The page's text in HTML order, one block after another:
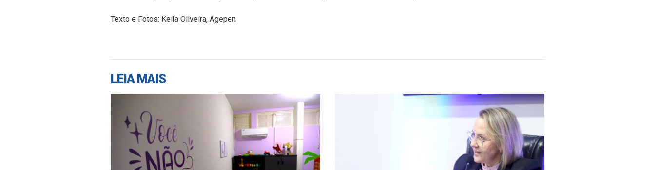
Texto e Fotos: Keila Oliveira, Agepen
LEIA MAIS